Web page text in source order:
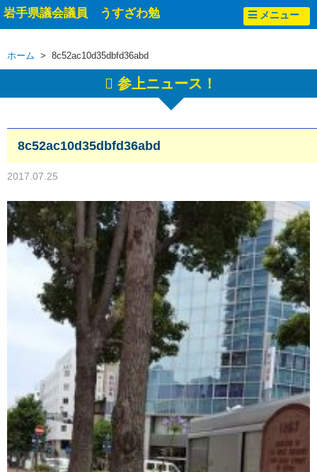
岩手県議会議員 うすざわ勉 メニュー
ホーム > 8c52ac10d35dbfd36abd
参上ニュース！
8c52ac10d35dbfd36abd
2017.07.25